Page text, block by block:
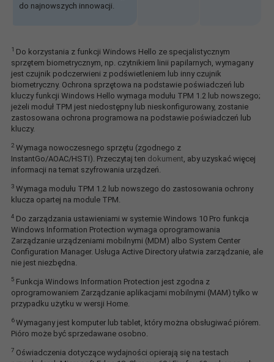
do najnowszych innowacji.
1 Do korzystania z funkcji Windows Hello ze specjalistycznym
sprzętem biometrycznym, np. czytnikiem linii papilarnych, wymagany
jest czujnik podczerwieni z podświetleniem lub inny czujnik
biometryczny. Ochrona sprzętowa na podstawie poświadczeń lub
kluczy funkcji Windows Hello wymaga modułu TPM 1.2 lub nowszego;
jeżeli moduł TPM jest niedostępny lub nieskonfigurowany, zostanie
zastosowana ochrona programowa na podstawie poświadczeń lub
kluczy.
2 Wymaga nowoczesnego sprzętu (zgodnego z
InstantGo/AOAC/HSTI). Przeczytaj ten dokument , aby uzyskać więcej
informacji na temat szyfrowania urządzeń.
3 Wymaga modułu TPM 1.2 lub nowszego do zastosowania ochrony
klucza opartej na module TPM.
4 Do zarządzania ustawieniami w systemie Windows 10 Pro funkcja
Windows Information Protection wymaga oprogramowania
Zarządzanie urządzeniami mobilnymi (MDM) albo System Center
Configuration Manager. Usługa Active Directory ułatwia zarządzanie, ale
nie jest niezbędna.
5 Funkcja Windows Information Protection jest zgodna z
oprogramowaniem Zarządzanie aplikacjami mobilnymi (MAM) tylko w
przypadku użytku w wersji Home.
6Wymagany jest komputer lub tablet, który można obsługiwać piórem.
Pióro może być sprzedawane osobno.
7 Oświadczenia dotyczące wydajności opierają się na testach